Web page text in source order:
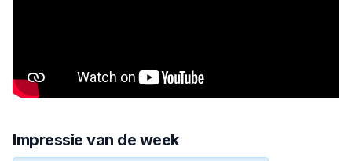
Impressie van de week